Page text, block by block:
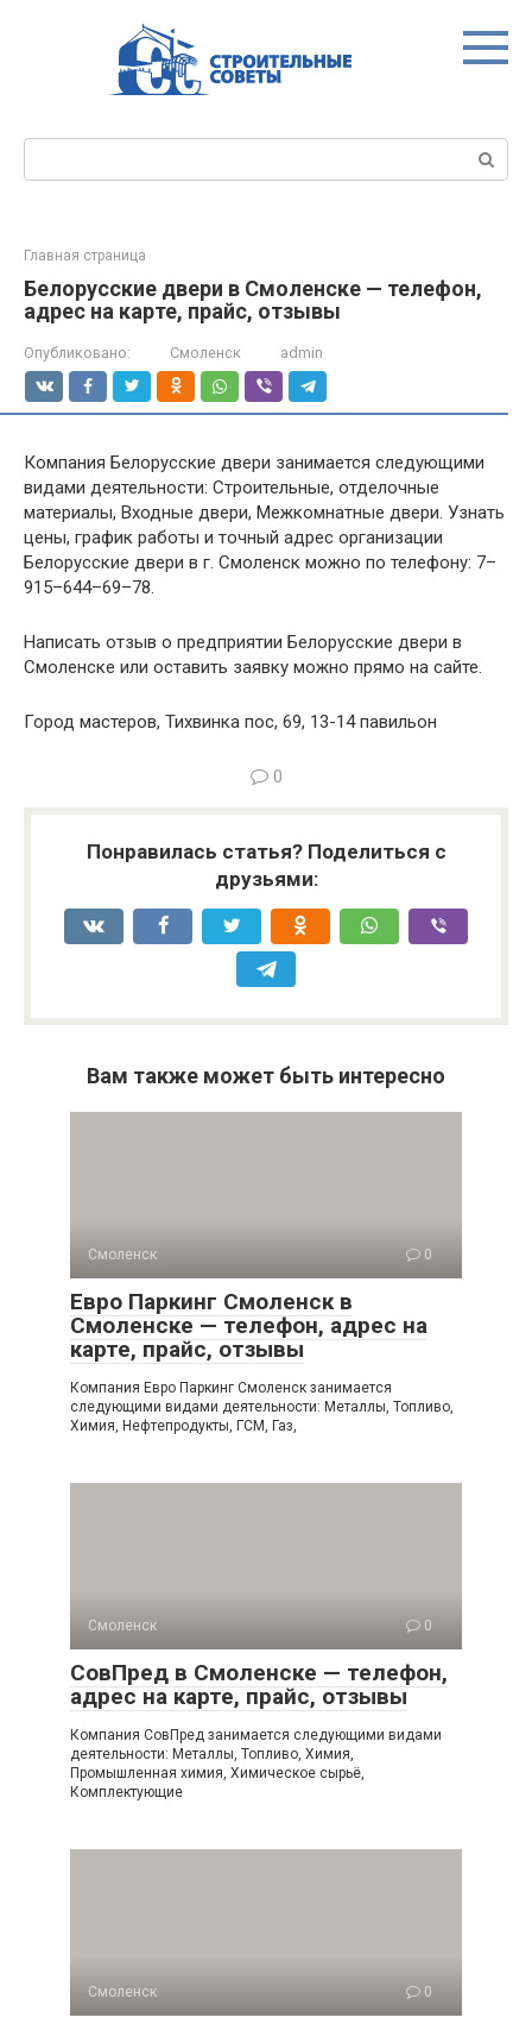
Главная страница
Белорусские двери в Смоленске — телефон,
адрес на карте, прайс, отзывы
Опубликовано: Смоленск admin
Компания Белорусские двери занимается следующими
видами деятельности: Строительные, отделочные
материалы, Входные двери, Межкомнатные двери. Узнать
цены, график работы и точный адрес организации
Белорусские двери в г. Смоленск можно по телефону: 7–
915–644–69–78.
Написать отзыв о предприятии Белорусские двери в
Смоленске или оставить заявку можно прямо на сайте.
Город мастеров, Тихвинка пос, 69, 13-14 павильон
0
Понравилась статья? Поделиться с
друзьями:
Вам также может быть интересно
Смоленск 0
Евро Паркинг Смоленск в
Смоленске — телефон, адрес на
карте, прайс, отзывы
Компания Евро Паркинг Смоленск занимается
следующими видами деятельности: Металлы, Топливо,
Химия, Нефтепродукты, ГСМ, Газ,
Смоленск 0
СовПред в Смоленске — телефон,
адрес на карте, прайс, отзывы
Компания СовПред занимается следующими видами
деятельности: Металлы, Топливо, Химия,
Промышленная химия, Химическое сырьё,
Комплектующие
Смоленск 0